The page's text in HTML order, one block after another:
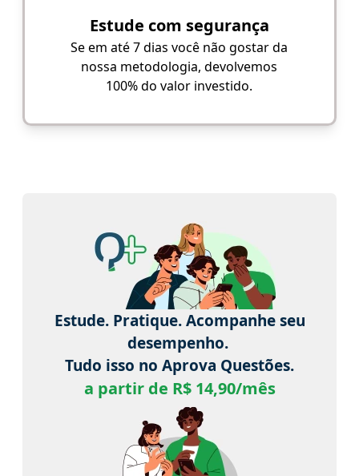
Estude com segurança
Se em até 7 dias você não gostar da
nossa metodologia, devolvemos
100% do valor investido.
Estude. Pratique. Acompanhe seu
desempenho.
Tudo isso no Aprova Questões.
a partir de R$ 14,90/mês